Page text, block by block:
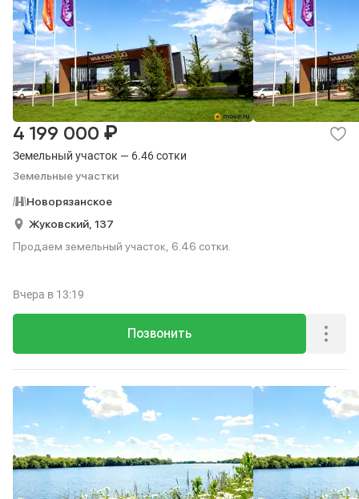
Земельный участок — 6.46 сотки
Земельные участки
4 199 000 ₽
Новорязанское
Жуковский, 137
Продаем земельный участок, 6.46 сотки.
Позвонить
Вчера в 13:19